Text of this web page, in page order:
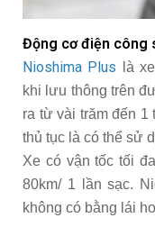
Động cơ điện công
Nioshima Plus là
khi lưu thông trên
ra từ vài trăm đến 1
thủ tục là có thể sử
Xe có vận tốc tối
80km/ 1 lần sạc.
không có bằng lái